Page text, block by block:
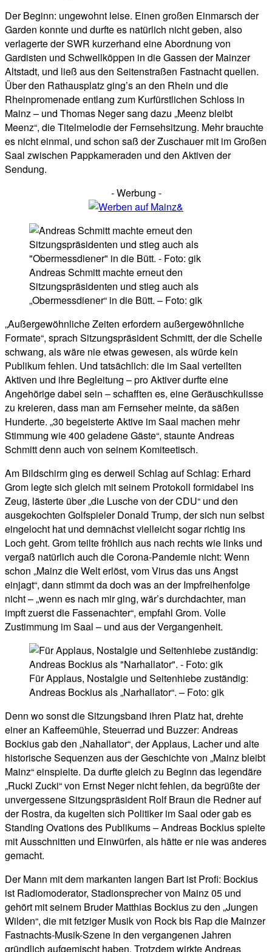
Der Beginn: ungewohnt leise. Einen großen Einmarsch der
Garden konnte und durfte es natürlich nicht geben, also
verlagerte der SWR kurzerhand eine Abordnung von
Gardisten und Schwellköppen in die Gassen der Mainzer
Altstadt, und ließ aus den Seitenstraßen Fastnacht quellen.
Über den Rathausplatz ging’s an den Rhein und die
Rheinpromenade entlang zum Kurfürstlichen Schloss in
Mainz – und Thomas Neger sang dazu „Meenz bleibt
Meenz“, die Titelmelodie der Fernsehsitzung. Mehr brauchte
es nicht einmal, und schon saß der Zuschauer mit im Großen
Saal zwischen Pappkameraden und den Aktiven der
Sendung.
- Werbung -
Andreas Schmitt machte erneut den
Sitzungspräsidenten und stieg auch als
„Obermessdiener“ in die Bütt. – Foto: gik
„Außergewöhnliche Zeiten erfordern außergewöhnliche
Formate“, sprach Sitzungspräsident Schmitt, der die Schelle
schwang, als wäre nie etwas gewesen, als würde kein
Publikum fehlen. Und tatsächlich: die im Saal verteilten
Aktiven und ihre Begleitung – pro Aktiver durfte eine
Angehörige dabei sein – schafften es, eine Geräuschkulisse
zu kreieren, dass man am Fernseher meinte, da säßen
Hunderte. „30 begeisterte Aktive im Saal machen mehr
Stimmung wie 400 geladene Gäste“, staunte Andreas
Schmitt denn auch von seinem Komiteetisch.
Am Bildschirm ging es derweil Schlag auf Schlag: Erhard
Grom legte sich gleich mit seinem Protokoll formidabel ins
Zeug, lästerte über „die Lusche von der CDU“ und den
ausgekochten Golfspieler Donald Trump, der sich nun selbst
eingelocht hat und demnächst vielleicht sogar richtig ins
Loch geht. Grom teilte fröhlich aus nach rechts wie links und
vergaß natürlich auch die Corona-Pandemie nicht: Wenn
schon „Mainz die Welt erlöst, vom Virus das uns Angst
einjagt“, dann stimmt da doch was an der Impfreihenfolge
nicht – „wenn es nach mir ging, wär’s durchdachter, man
impft zuerst die Fassenachter“, empfahl Grom. Volle
Zustimmung im Saal – und aus der Vergangenheit.
Für Applaus, Nostalgie und Seitenhiebe zuständig:
Andreas Bockius als „Narhallator“. – Foto: gik
Denn wo sonst die Sitzungsband ihren Platz hat, drehte
einer an Kaffeemühle, Steuerrad und Buzzer: Andreas
Bockius gab den „Nahallator“, der Applaus, Lacher und alte
historische Sequenzen aus der Geschichte von „Mainz bleibt
Mainz“ einspielte. Da durfte gleich zu Beginn das legendäre
„Rucki Zucki“ von Ernst Neger nicht fehlen, da begrüßte der
unvergessene Sitzungspräsident Rolf Braun die Redner auf
der Rostra, da kugelten sich Politiker im Saal oder gab es
Standing Ovations des Publikums – Andreas Bockius spielte
mit Ausschnitten und Einwürfen, als hätte er nie was anderes
gemacht.
Der Mann mit dem markanten langen Bart ist Profi: Bockius
ist Radiomoderator, Stadionsprecher von Mainz 05 und
gehört mit seinem Bruder Matthias Bockius zu den „Jungen
Wilden“, die mit fetziger Musik von Rock bis Rap die Mainzer
Fastnachts-Musik-Szene in den vergangenen Jahren
gründlich aufgemischt haben. Trotzdem wirkte Andreas